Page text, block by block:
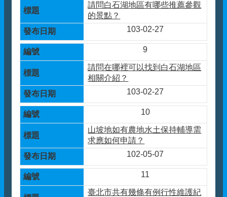
請問白石湖地區有哪些推薦參觀
的景點？
103-02-27
9
請問在哪裡可以找到白石湖地區
相關介紹？
103-02-27
10
山坡地如有農地水土保持輔導需
求應如何申請？
102-05-07
11
臺北市共有幾條有例行性維護紀